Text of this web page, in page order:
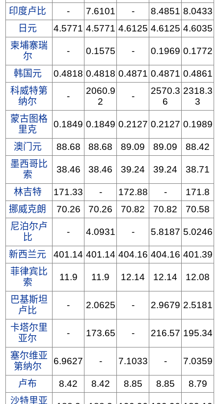
印度卢比 - 7.6101 - 8.4851 8.0433
日元
4.5771 4.5771 4.6125 4.6125 4.6035
柬埔寨瑞
尔
- 0.1575 - 0.1969 0.1772
韩国元 0.4818 0.4818 0.4871 0.4871 0.4861
科威特第
纳尔
-
2060.9
2
-
2570.3
6
2318.3
3
蒙古图格
里克
0.1849 0.1849 0.2127 0.2127 0.1989
澳门元 88.68 88.68 89.09 89.09
88.42
墨西哥比
索
38.46 38.46 39.24 39.24 38.71
林吉特 171.33 - 172.88 -
171.8
挪威克朗
70.26 70.26 70.82 70.82
70.58
尼泊尔卢
比
- 4.0931 - 5.8187 5.0246
新西兰元 401.14 401.14 404.16 404.16 401.39
菲律宾比
索
11.9 11.9 12.14 12.14 12.08
巴基斯坦
卢比
- 2.0625 - 2.9679 2.5181
卡塔尔里
亚尔
- 173.65 - 216.57 195.34
塞尔维亚
第纳尔
6.9627 - 7.1033 - 7.0359
卢布 8.42 8.42 8.85 8.85
8.79
沙特里亚